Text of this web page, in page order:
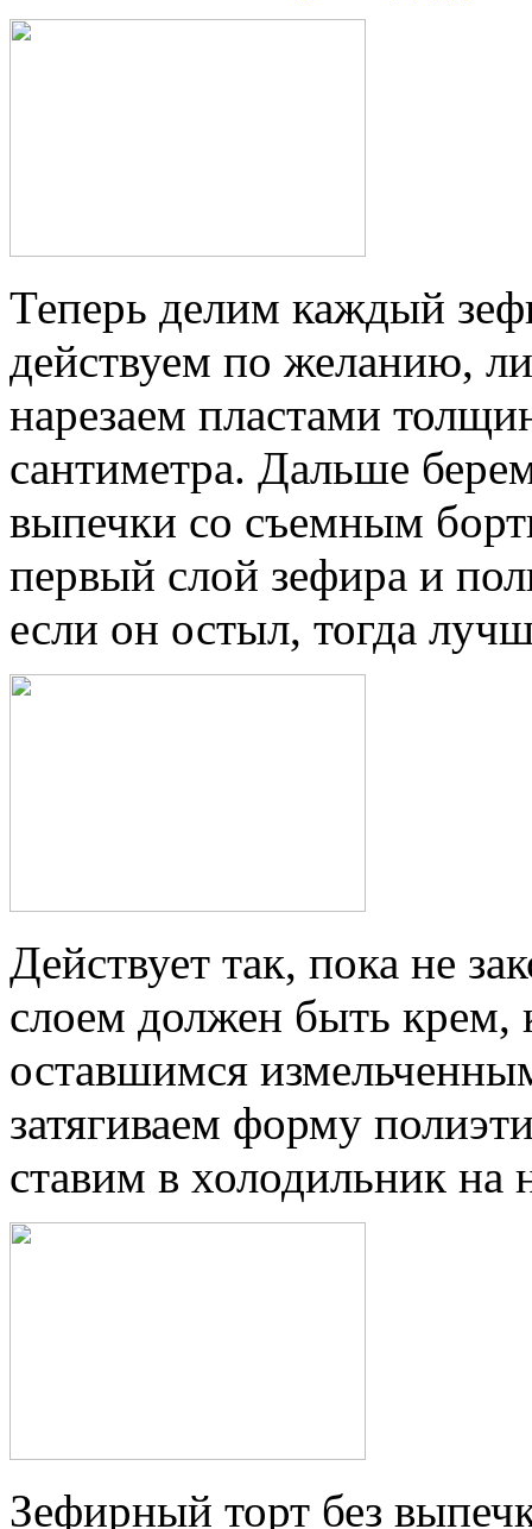
Теперь делим каждый
действуем по желанию,
нарезаем пластами
сантиметра. Дальше
выпечки со съемным
первый слой зефира и
если он остыл, тогда
Действует так, пока не
слоем должен быть крем,
оставшимся
затягиваем форму
ставим в холодильник на
Зефирный торт без